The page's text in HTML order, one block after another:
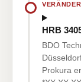
HRB
BDO
Prokura